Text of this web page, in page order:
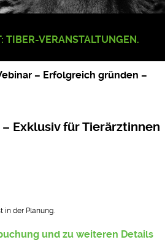
TIBER-VERANSTALTUNGEN.
– Erfolgreich gründen –
Exklusiv für Tierärztinnen
in der Planung.
und zu weiteren Details